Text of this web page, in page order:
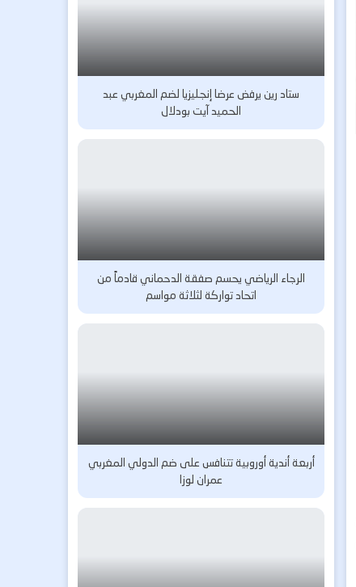
ستاد رين يرفض عرضا إنجليزيا لضم المغربي عبد
الحميد آيت بودلال
الرجاء الرياضي يحسم صفقة الدحماني قادماً من
اتحاد تواركة لثلاثة مواسم
أربعة أندية أوروبية تتنافس على ضم الدولي المغربي
عمران لوزا